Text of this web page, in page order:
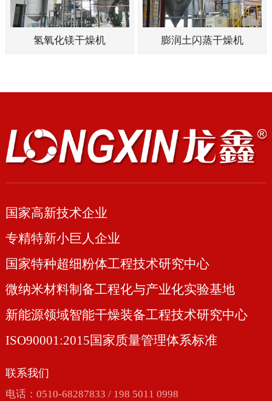
氢氧化镁干燥机 膨润土闪蒸干燥机
国家高新技术企业
专精特新小巨人企业
国家特种超细粉体工程技术研究中心
微纳米材料制备工程化与产业化实验基地
新能源领域智能干燥装备工程技术研究中心
ISO90001:2015国家质量管理体系标准
联系我们
电话：0510-68287833 / 198 5011 0998